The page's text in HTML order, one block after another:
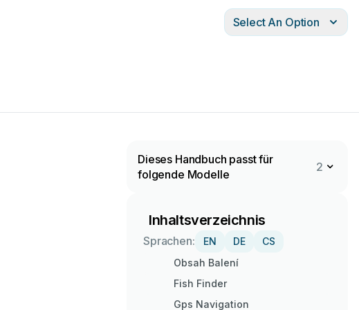
Select An Option
Dieses Handbuch passt für
folgende Modelle
2
Inhaltsverzeichnis
Sprachen: EN DE
CS
Obsah Balení
Fish Finder
Gps Navigation